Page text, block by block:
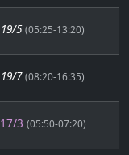
19/5 (05:25-13:20)
19/7 (08:20-16:35)
17/3 (05:50-07:20)